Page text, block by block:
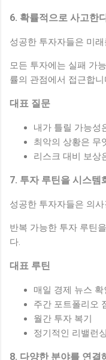
6. 확률적으로 사고한
성공한 투자자들은 미
모든 투자에는 실패 가
률의 관점에서 접근합니
대표 질문
내가 틀릴 가능성
최악의 상황은 무
리스크 대비 보상
7. 투자 루틴을 시스템
성공한 투자자들은 의
반복 가능한 투자 루틴
다.
대표 루틴
매일 경제 뉴스 확
주간 포트폴리오
월간 투자 복기
정기적인 리밸런싱
8. 다양한 분야를 연결